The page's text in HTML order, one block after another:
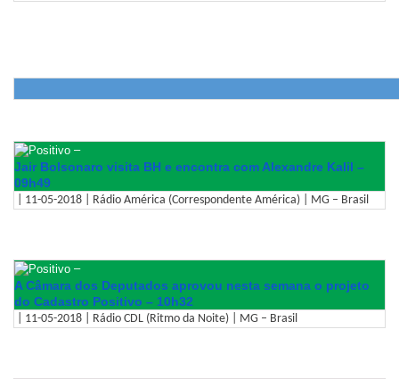
–
Jair Bolsonaro visita BH e encontra com Alexandre Kalil –
09h49
| 11-05-2018 | Rádio América (Correspondente América) | MG – Brasil
–
A Câmara dos Deputados aprovou nesta semana o projeto
do Cadastro Positivo – 10h32
| 11-05-2018 | Rádio CDL (Ritmo da Noite) | MG – Brasil